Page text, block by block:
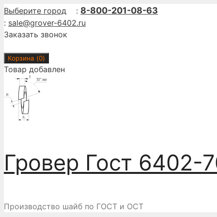
Перейти
к
содержимому
Выберите город : 8-800-201-08-63
: sale@grover-6402.ru
Заказать звонок
Корзина (0)
Товар добавлен
Гровер Гост 6402-
Производство шайб по ГОСТ и ОСТ